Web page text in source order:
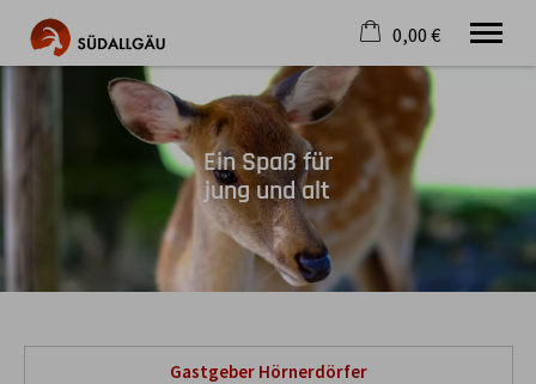
Die schönste Seite im Allgäu
Gastgeber
Gastronomie
Wandern
0,00 €
Warenkorb ist leer
Ein Spaß für
jung und alt
Gastgeber Hörnerdörfer